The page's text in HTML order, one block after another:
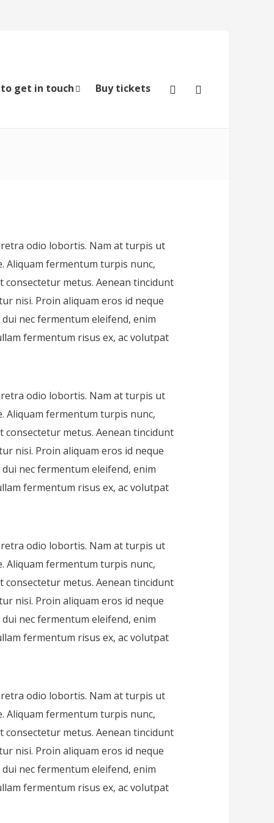
get in touch Buy tickets
odio lobortis. Nam at turpis ut
Aliquam fermentum turpis nunc,
consectetur metus. Aenean tincidunt
nisi. Proin aliquam eros id neque
nec fermentum eleifend, enim
fermentum risus ex, ac volutpat
odio lobortis. Nam at turpis ut
Aliquam fermentum turpis nunc,
consectetur metus. Aenean tincidunt
nisi. Proin aliquam eros id neque
nec fermentum eleifend, enim
fermentum risus ex, ac volutpat
odio lobortis. Nam at turpis ut
Aliquam fermentum turpis nunc,
consectetur metus. Aenean tincidunt
nisi. Proin aliquam eros id neque
nec fermentum eleifend, enim
fermentum risus ex, ac volutpat
odio lobortis. Nam at turpis ut
Aliquam fermentum turpis nunc,
consectetur metus. Aenean tincidunt
nisi. Proin aliquam eros id neque
nec fermentum eleifend, enim
fermentum risus ex, ac volutpat